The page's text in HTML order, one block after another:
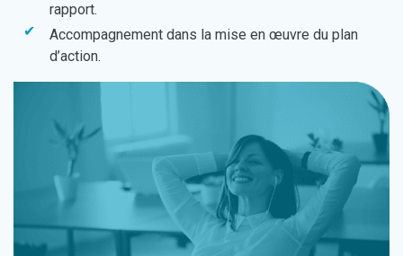
rapport.
Accompagnement dans la mise en œuvre du plan
d’action.